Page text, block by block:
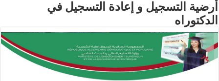
أرضية التسجيل و إعادة التسجيل في
الدكتوراه